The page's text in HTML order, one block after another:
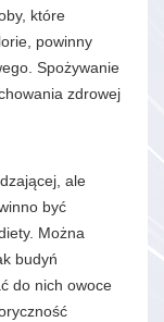
które
powinny
Spożywanie
zdrowej
ale
być
Można
budyń
do nich owoce